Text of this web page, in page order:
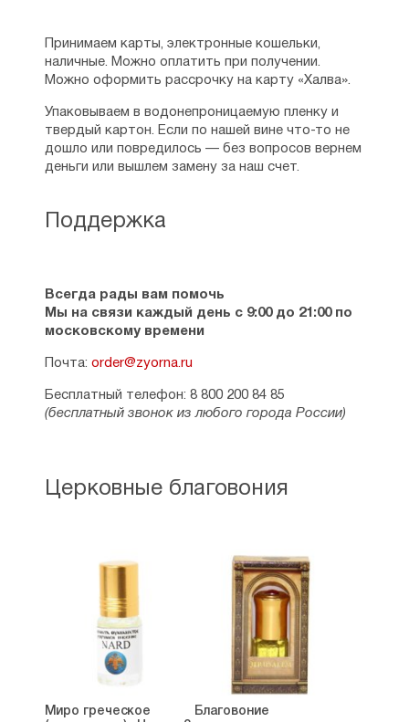
Поддержка
Всегда рады вам помочь
Мы на связи каждый день с 9:00 до 21:00 по
московскому времени
Почта: order@zyorna.ru
Бесплатный телефон: 8 800 200 84 85
(бесплатный звонок из любого города России)
Принимаем карты, электронные кошельки,
наличные. Можно оплатить при получении.
Можно оформить рассрочку на карту «Халва».
Упаковываем в водонепроницаемую пленку и
твердый картон. Если по нашей вине что-то не
дошло или повредилось — без вопросов вернем
деньги или вышлем замену за наш счет.
Церковные благовония
Миро греческое
Благовоние